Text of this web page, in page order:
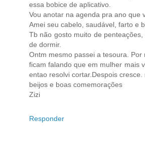
essa bobice de aplicativo.
Vou anotar na agenda pra ano que
Amei seu cabelo, saudável, farto e
Tb não gosto muito de
de dormir.
Ontm mesmo passei a tesoura.
ficam falando que em mulher mais
entao resolvi cortar.Despois cresce.
beijos e boas comemorações
Zizi
Responder